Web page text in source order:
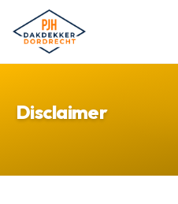
Disclaimer